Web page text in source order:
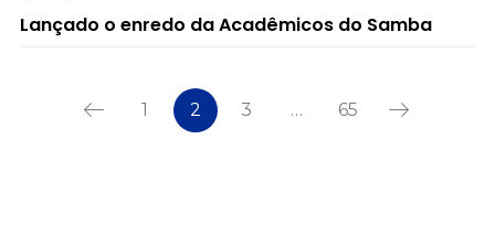
Lançado o enredo da Acadêmicos do Samba
1 2 3 … 65